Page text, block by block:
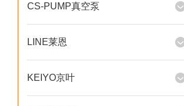
CS-PUMP真空泵
LINE莱恩
KEIYO京叶